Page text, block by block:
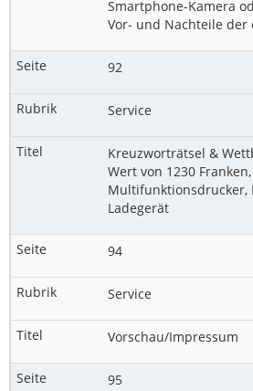
Smartphone-Kamera
Vor- und Nachteile der
92
Service
Kreuzworträtsel &
Wert von 1230
Multifunktionsdrucker,
Ladegerät
94
Service
Vorschau/Impressum
95